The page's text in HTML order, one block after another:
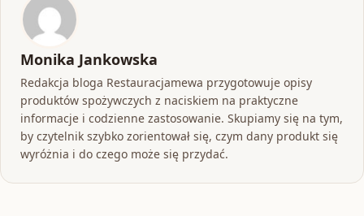
Monika Jankowska
Redakcja bloga Restauracjamewa przygotowuje opisy
produktów spożywczych z naciskiem na praktyczne
informacje i codzienne zastosowanie. Skupiamy się na tym,
by czytelnik szybko zorientował się, czym dany produkt się
wyróżnia i do czego może się przydać.